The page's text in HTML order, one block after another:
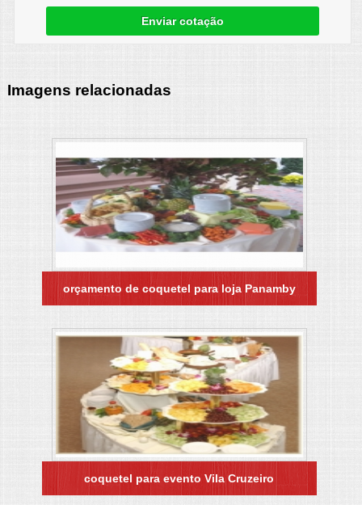
Enviar cotação
Imagens relacionadas
orçamento de coquetel para loja Panamby
coquetel para evento Vila Cruzeiro